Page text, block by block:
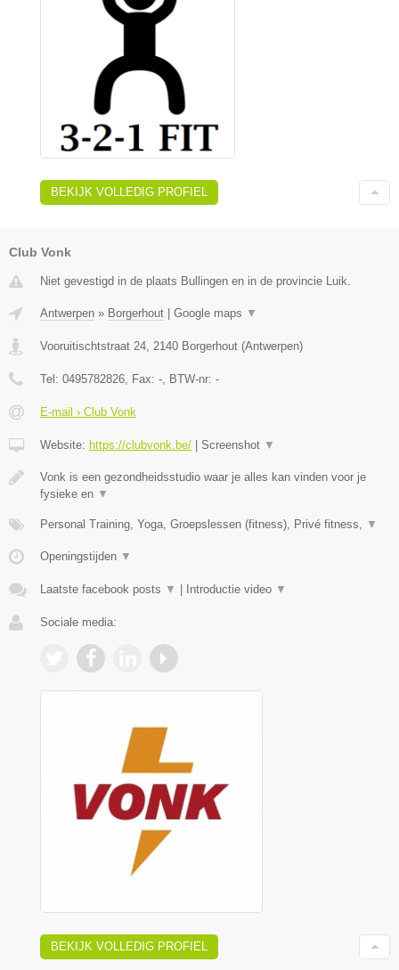
BEKIJK VOLLEDIG PROFIEL
Club Vonk
Niet gevestigd in de plaats Bullingen en in de provincie Luik.
Antwerpen » Borgerhout | Google maps ▼
Vooruitischtstraat 24 2140 Borgerhout (Antwerpen)
Tel: 0495782826 , Fax: - , BTW-nr: -
E-mail › Club Vonk
Website: https://clubvonk.be/ | Screenshot ▼
Vonk is een gezondheidsstudio waar je alles kan vinden voor je
fysieke en ▼
Personal Training, Yoga, Groepslessen (fitness), Privé fitness, ▼
Openingstijden ▼
Laatste facebook posts ▼ | Introductie video ▼
Sociale media:
BEKIJK VOLLEDIG PROFIEL